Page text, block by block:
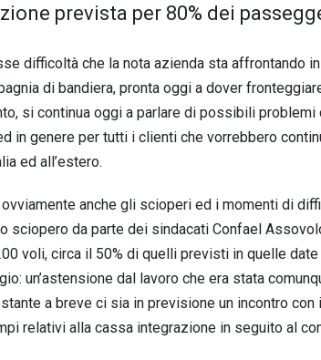
prevista per 80% dei
difficoltà che la nota azienda sta affrontando
di bandiera, pronta oggi a dover
si continua oggi a parlare di possibili problemi
in genere per tutti i clienti che vorrebbero
ed all’estero.
anche gli scioperi ed i momenti di
sciopero da parte dei sindacati Confael
voli, circa il 50% di quelli previsti in quelle
un’astensione dal lavoro che era stata
a breve ci sia in previsione un incontro
relativi alla cassa integrazione in seguito al